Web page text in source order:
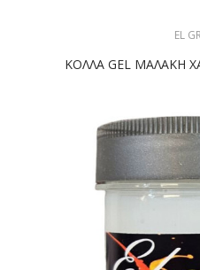
EL
ΚΟΛΛΑ GEL ΜΑΛΑΚΗ